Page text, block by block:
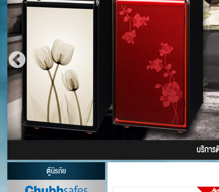
บริการ
ตู้นิรภัย